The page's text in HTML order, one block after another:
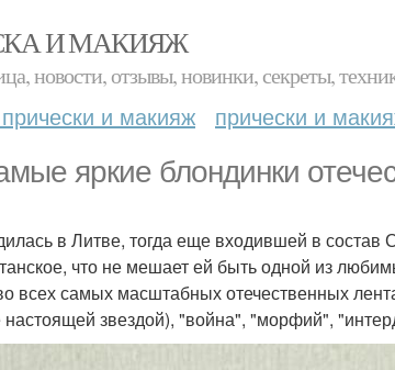
И МАКИЯЖ
новости, отзывы, новинки, секреты,
и макияж прически и
яркие блондинки
в Литве, тогда еще входившей в состав
что не мешает ей быть одной из
всех самых масштабных отечественных
звездой), "война", "морфий",